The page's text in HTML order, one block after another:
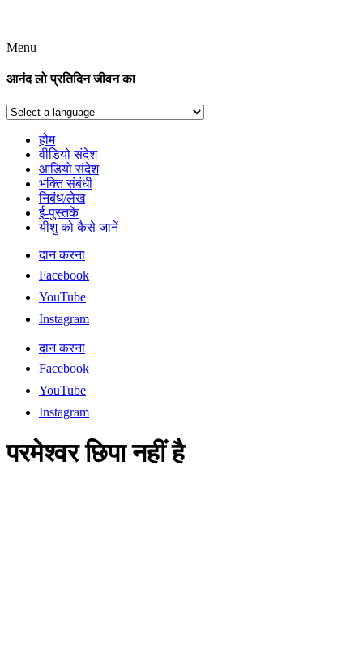
Menu
आनंद लो प्रतिदिन जीवन का
होम
वीडियो संदेश
आडियो संदेश
भक्ति संबंधी
निबंध/लेख
ई-पुस्तकें
यीशु को कैसे जानें
दान करना
Facebook
YouTube
Instagram
दान करना
Facebook
YouTube
Instagram
परमेश्वर छिपा नहीं है